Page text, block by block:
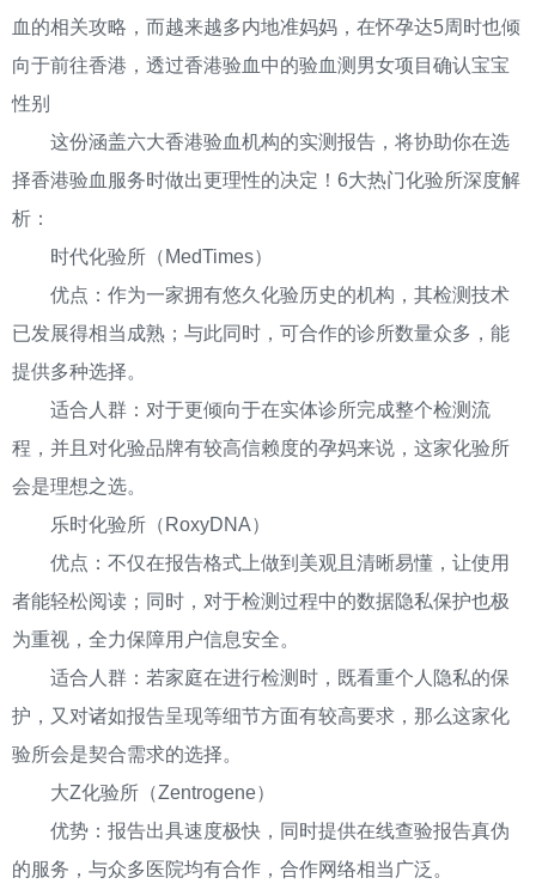
血的相关攻略，而越来越多内地准妈妈，在怀孕达5周时也倾
向于前往香港，透过香港验血中的验血测男女项目确认宝宝
性别
这份涵盖六大香港验血机构的实测报告，将协助你在选
择香港验血服务时做出更理性的决定！6大热门化验所深度解
析：
时代化验所（MedTimes）
优点：作为一家拥有悠久化验历史的机构，其检测技术
已发展得相当成熟；与此同时，可合作的诊所数量众多，能
提供多种选择。
适合人群：对于更倾向于在实体诊所完成整个检测流
程，并且对化验品牌有较高信赖度的孕妈来说，这家化验所
会是理想之选。
乐时化验所（RoxyDNA）
优点：不仅在报告格式上做到美观且清晰易懂，让使用
者能轻松阅读；同时，对于检测过程中的数据隐私保护也极
为重视，全力保障用户信息安全。
适合人群：若家庭在进行检测时，既看重个人隐私的保
护，又对诸如报告呈现等细节方面有较高要求，那么这家化
验所会是契合需求的选择。
大Z化验所（Zentrogene）
优势：报告出具速度极快，同时提供在线查验报告真伪
的服务，与众多医院均有合作，合作网络相当广泛。